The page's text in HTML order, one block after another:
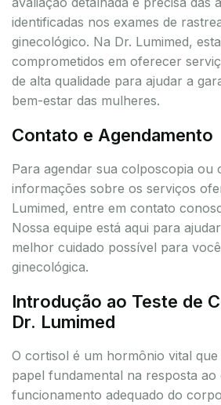
identificadas nos exames de
ginecológico. Na Dr. Lumimed,
comprometidos em oferecer
de alta qualidade para ajudar a
bem-estar das mulheres.
Contato e Agendamento
Para agendar sua colposcopia ou
informações sobre os serviços
Lumimed, entre em contato
Nossa equipe está aqui para
melhor cuidado possível para
ginecológica.
Introdução ao Teste de
Dr. Lumimed
O cortisol é um hormônio vital que
papel fundamental na resposta ao
funcionamento adequado do